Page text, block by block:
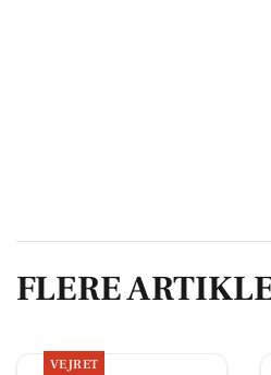
FLERE
VEJRET